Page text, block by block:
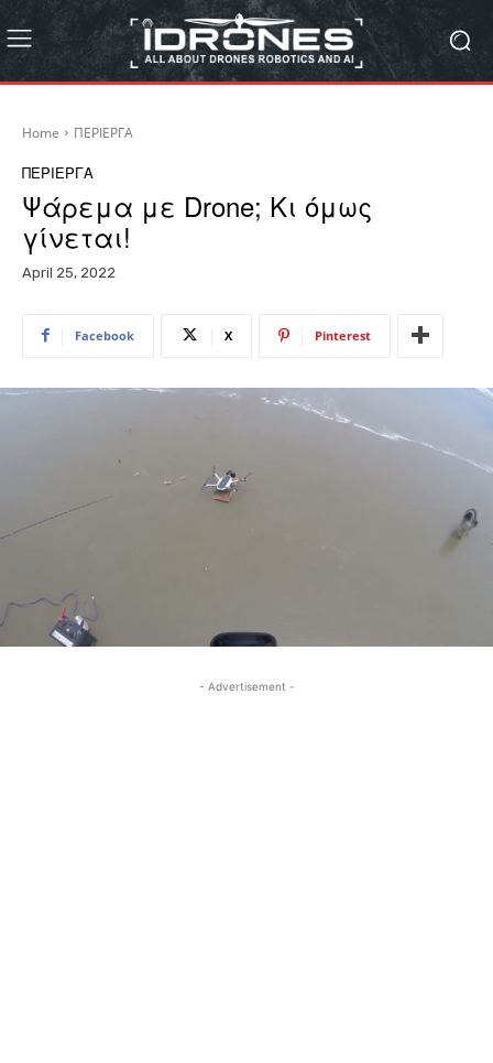
Home ΠΕΡΙΕΡΓΑ
ΠΕΡΙΕΡΓΑ
Ψάρεμα με Drone; Κι όμως
γίνεται!
April 25, 2022
Facebook X Pinterest
- Advertisement -